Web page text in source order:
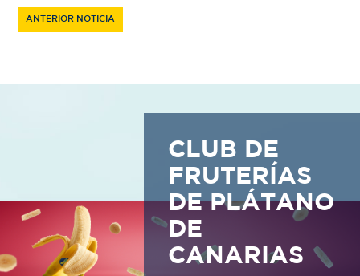
ANTERIOR NOTICIA
CLUB DE
FRUTERÍAS
DE PLÁTANO
DE
CANARIAS